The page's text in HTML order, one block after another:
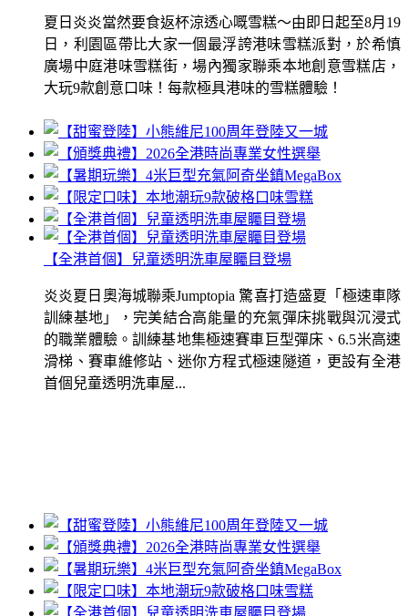
夏日炎炎當然要食返杯涼透心嘅雪糕～由即日起至8月19
日，利園區帶比大家一個最浮誇港味雪糕派對，於希慎
廣場中庭港味雪糕街，場內獨家聯乘本地創意雪糕店，
大玩9款創意口味！每款極具港味的雪糕體驗！
【全港首個】兒童透明洗車屋矚目登場
炎炎夏日奧海城聯乘Jumptopia 驚喜打造盛夏「極速車隊
訓練基地」，完美結合高能量的充氣彈床挑戰與沉浸式
的職業體驗。訓練基地集極速賽車巨型彈床、6.5米高速
滑梯、賽車維修站、迷你方程式極速隧道，更設有全港
首個兒童透明洗車屋...